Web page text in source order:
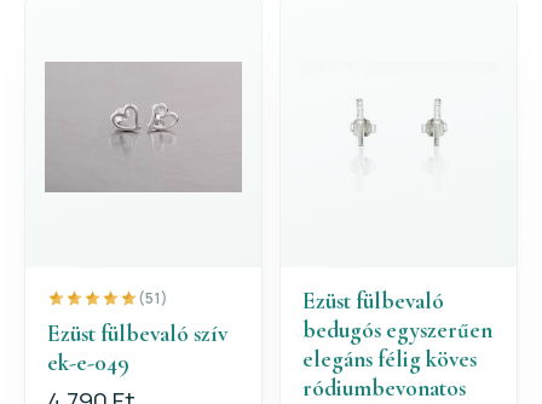
(51)
Ezüst fülbevaló szív
ek-e-049
Ezüst fülbevaló
bedugós egyszerűen
elegáns félig köves
ródiumbevonatos